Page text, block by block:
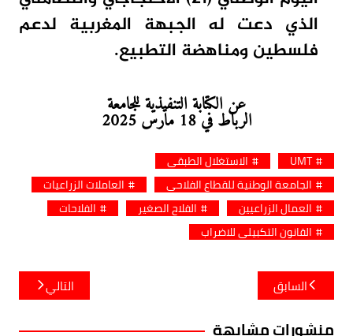
الذي دعت له الجبهة المغربية لدعم
فلسطين ومناهضة التطبيع.
عن الكتابة التنفيذية للجامعة
الرباط في 18 مارس 2025
UMT
الاستغلال الطبقي
الجامعة الوطنية للقطاع الفلاحي
العاملات الزراعيات
العمال الزراعيين
الفلاح الصغير
الفلاحات
القانون التكبيلي للاضراب
تصفّح
المقالات
السابق التالي
منشورات مشابهة